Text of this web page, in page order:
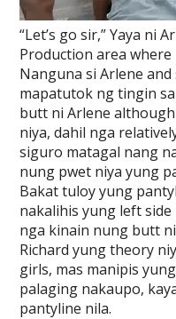
“Let’s go sir,” Yaya ni
Production area where
Nanguna si Arlene
mapatutok ng tingin
butt ni Arlene
niya, dahil nga
siguro matagal nang
nung pwet niya yung
Bakat tuloy yung
nakalihis yung left
nga kinain nung butt
Richard yung theory
girls, mas manipis
palaging nakaupo,
pantyline nila.